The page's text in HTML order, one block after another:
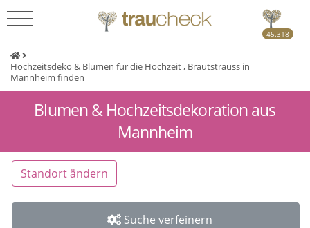
45.318
Hochzeitsdeko & Blumen für die Hochzeit , Brautstrauss in
Mannheim finden
Blumen & Hochzeitsdekoration aus
Mannheim
Standort ändern
Suche verfeinern